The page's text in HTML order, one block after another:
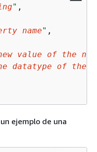
" ,
name" ,
value of the
datatype of the
ejemplo de una